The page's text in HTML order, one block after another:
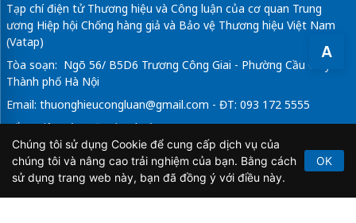
A
Tạp chí điện tử Thương hiệu và Công luận của cơ quan Trung
ương Hiệp hội Chống hàng giả và Bảo vệ Thương hiệu Việt Nam
(Vatap)
Tòa soạn: Ngõ 56/ B5D6 Trương Công Giai - Phường Cầu Giấy -
Thành phố Hà Nội
Email: thuonghieucongluan@gmail.com - ĐT: 093 172 5555
Tổng Biên Tập: Vũ Đức Thuận
Giấy phép hoạt động báo chí điện tử số 64/GP-BTTTT do Bộ
Thông tin và Truyền thông cấp ngày 21/2/2020.
Chúng tôi sử dụng Cookie để cung cấp dịch vụ của
chúng tôi và nâng cao trải nghiệm của bạn. Bằng cách
sử dụng trang web này, bạn đã đồng ý với điều này.
OK